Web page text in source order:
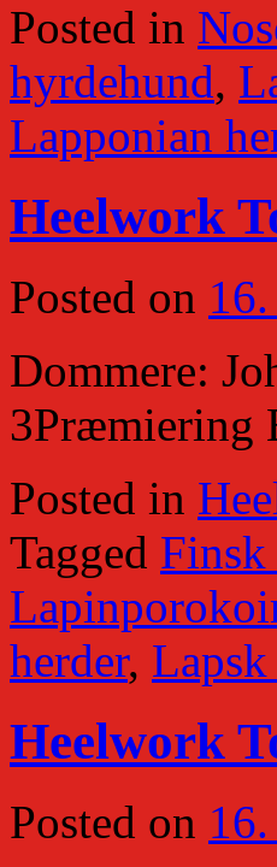
Posted in
hyrdehund,
Lapponian
Heelwork
Posted on
Dommere:
3Præmiering
Posted in
Tagged Finsk
herder,
Heelwork
Posted on